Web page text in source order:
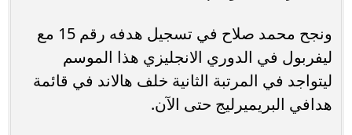
ونجح محمد صلاح في تسجيل هدفه رقم 15 مع
ليفربول في الدوري الانجليزي هذا الموسم
ليتواجد في المرتبة الثانية خلف هالاند في قائمة
هدافي البريميرليج حتى الآن.